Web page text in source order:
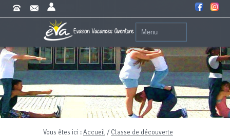
Vous êtes ici :Accueil / Classe de découverte